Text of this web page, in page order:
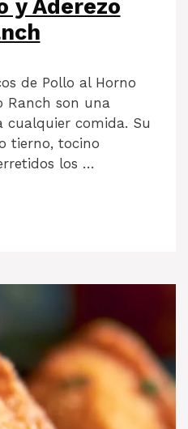
y Aderezo
de Pollo al Horno
Ranch son una
cualquier comida. Su
tierno, tocino
los …